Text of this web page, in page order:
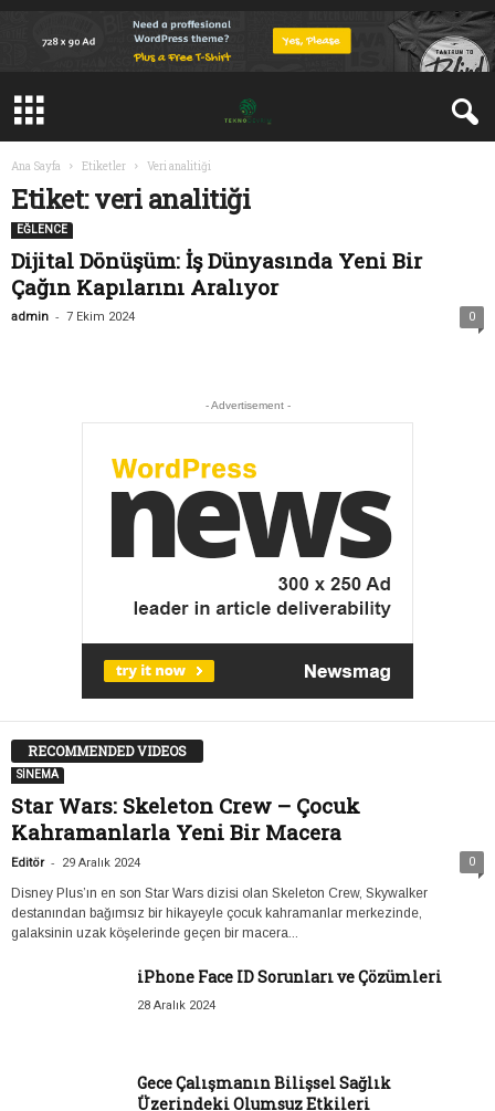
Ana Sayfa Etiketler Veri analitiği
Etiket: veri analitiği
EĞLENCE
Dijital Dönüşüm: İş Dünyasında Yeni Bir
Çağın Kapılarını Aralıyor
admin - 7 Ekim 2024 0
- Advertisement -
RECOMMENDED VIDEOS
SİNEMA
Star Wars: Skeleton Crew – Çocuk
Kahramanlarla Yeni Bir Macera
Editör - 29 Aralık 2024 0
Disney Plus’ın en son Star Wars dizisi olan Skeleton Crew, Skywalker
destanından bağımsız bir hikayeyle çocuk kahramanlar merkezinde,
galaksinin uzak köşelerinde geçen bir macera...
iPhone Face ID Sorunları ve Çözümleri
28 Aralık 2024
Gece Çalışmanın Bilişsel Sağlık
Üzerindeki Olumsuz Etkileri